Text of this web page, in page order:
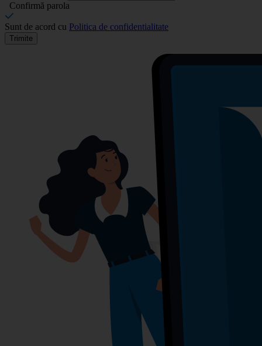
Confirmă parola
Sunt de acord cu Politica de confidentialitate
Trimite